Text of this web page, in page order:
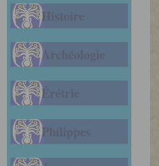
Histoire
Archéologie
Érétrie
Philippes